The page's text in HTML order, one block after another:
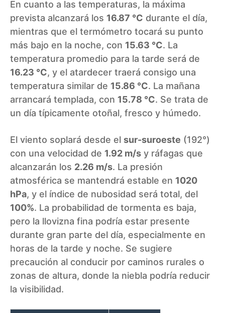
En cuanto a las temperaturas, la máxima
prevista alcanzará los 16.87 °C durante el día,
mientras que el termómetro tocará su punto
más bajo en la noche, con 15.63 °C. La
temperatura promedio para la tarde será de
16.23 °C, y el atardecer traerá consigo una
temperatura similar de 15.86 °C. La mañana
arrancará templada, con 15.78 °C. Se trata de
un día típicamente otoñal, fresco y húmedo.
El viento soplará desde el sur-suroeste (192°)
con una velocidad de 1.92 m/s y ráfagas que
alcanzarán los 2.26 m/s. La presión
atmosférica se mantendrá estable en 1020
hPa, y el índice de nubosidad será total, del
100%. La probabilidad de tormenta es baja,
pero la llovizna fina podría estar presente
durante gran parte del día, especialmente en
horas de la tarde y noche. Se sugiere
precaución al conducir por caminos rurales o
zonas de altura, donde la niebla podría reducir
la visibilidad.